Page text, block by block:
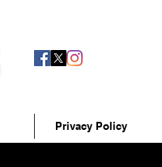
Privacy Policy